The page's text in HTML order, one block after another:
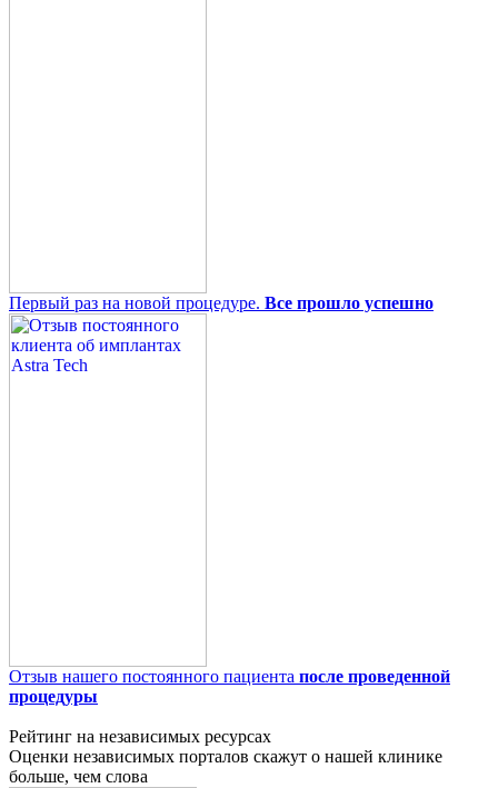
Первый раз на новой процедуре. Все прошло успешно
Отзыв нашего постоянного пациента после проведенной
процедуры
Рейтинг на независимых ресурсах
Оценки независимых порталов скажут о нашей клинике
больше, чем слова